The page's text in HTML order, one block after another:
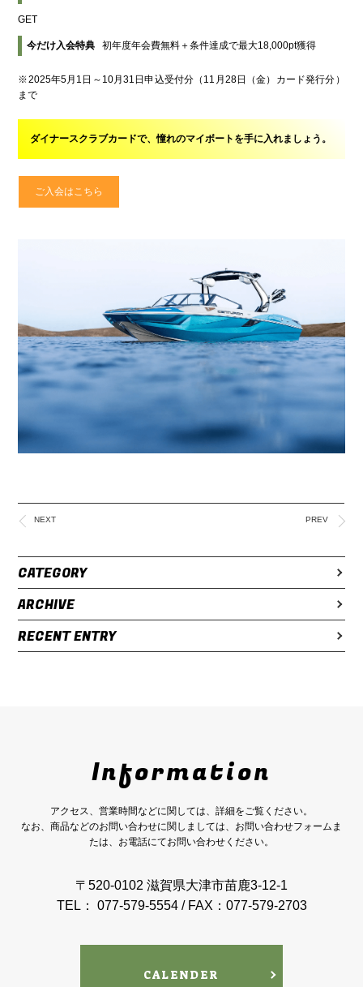
GET
今だけ入会特典 初年度年会費無料＋条件達成で最大18,000pt獲得
※2025年5月1日～10月31日申込受付分（11月28日（金）カード発行分）
まで
ダイナースクラブカードで、憧れのマイボートを手に入れましょう。
ご入会はこちら
NEXT PREV
CATEGORY
ARCHIVE
RECENT ENTRY
Information
アクセス、営業時間などに関しては、詳細をご覧ください。
なお、商品などのお問い合わせに関しましては、お問い合わせフォームま
たは、お電話にてお問い合わせください。
〒520-0102 滋賀県大津市苗鹿3-12-1
TEL： 077-579-5554 / FAX：077-579-2703
CALENDER